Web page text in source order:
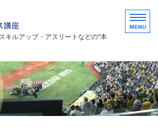
ユウセイスポーツアナウンスス
キルアップ・アスリートなどの"本